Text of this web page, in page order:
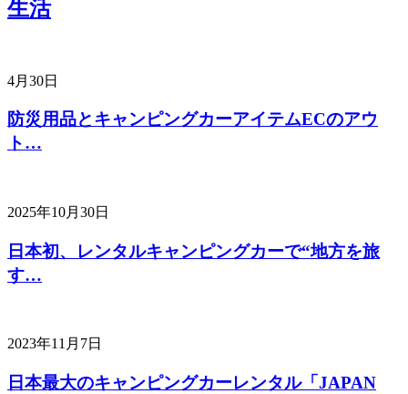
生活
4月30日
防災用品とキャンピングカーアイテムECのアウ
ト…
2025年10月30日
日本初、レンタルキャンピングカーで“地方を旅
す…
2023年11月7日
日本最大のキャンピングカーレンタル「JAPAN